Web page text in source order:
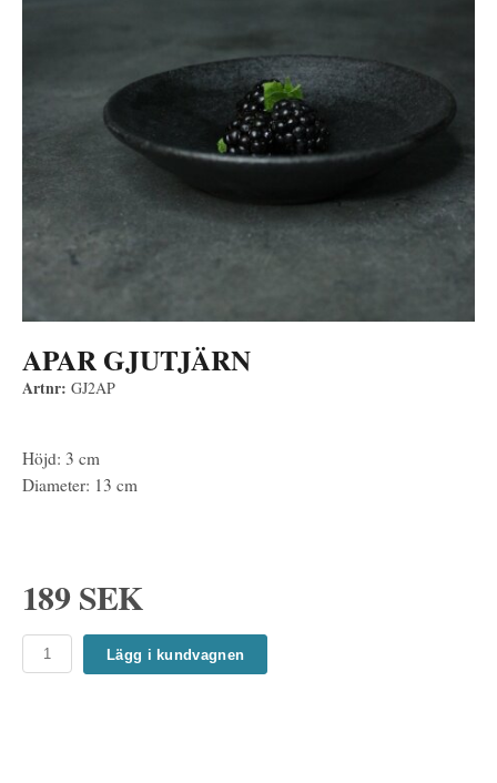
APAR GJUTJÄRN
Artnr: GJ2AP
Höjd: 3 cm
Diameter: 13 cm
189 SEK
Lägg i kundvagnen